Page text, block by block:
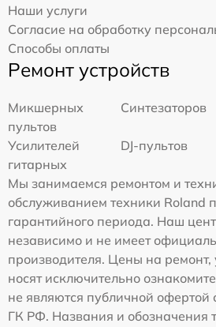
Наши услуги
Согласие на обработку
Способы оплаты
Ремонт устройств
Микшерных
пультов
Синтезаторов
Усилителей
гитарных
DJ-пультов
Мы занимаемся ремонтом и
обслуживанием техники Roland
гарантийного периода. Наш
независимо и не имеет
производителя. Цены на ремонт,
носят исключительно
не являются публичной офертой
ГК РФ. Названия и обозначения